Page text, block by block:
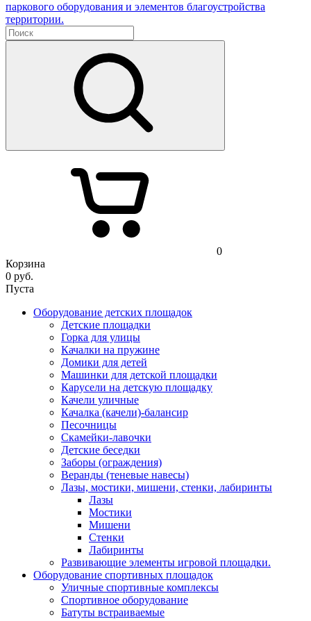
паркового оборудования и элементов благоустройства
территории.
0
Корзина
0 руб.
Пуста
Оборудование детских площадок
Детские площадки
Горка для улицы
Качалки на пружине
Домики для детей
Машинки для детской площадки
Карусели на детскую площадку
Качели уличные
Качалка (качели)-балансир
Песочницы
Скамейки-лавочки
Детские беседки
Заборы (ограждения)
Веранды (теневые навесы)
Лазы, мостики, мишени, стенки, лабиринты
Лазы
Мостики
Мишени
Стенки
Лабиринты
Развивающие элементы игровой площадки.
Оборудование спортивных площадок
Уличные спортивные комплексы
Спортивное оборудование
Батуты встраиваемые